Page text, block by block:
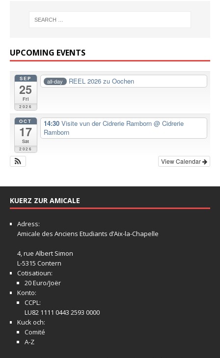
UPCOMING EVENTS
SEP
25
Fri
2026
all-day REEL 2026 zu Oochen
OCT
17
Sat
2026
14:30 Visite vun der Cidrerie Ramborn @ Cidrerie
Ramborn
View Calendar
KUERZ ZUR AMICALE
Adress:
Amicale des Anciens Etudiants d’Aix-la-Chapelle
4, rue Albert Simon
L-5315 Contern
Cotisatioun:
20 Euro/Joër
Konto:
CCPL:
LU82 1111 0443 2593 0000
Kuck och:
Comité
A-Z